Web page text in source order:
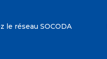
le réseau SOCODA